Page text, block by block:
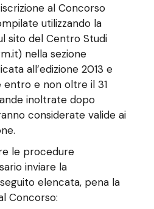
al Concorso
utilizzando la
sito del Centro Studi
nella sezione
all’edizione 2013 e
e non oltre il 31
inoltrate dopo
considerate valide ai
le procedure
inviare la
elencata, pena la
Concorso: